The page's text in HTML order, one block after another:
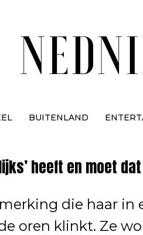
BUITENLAND
heeft en moet
die haar in
oren klinkt. Ze